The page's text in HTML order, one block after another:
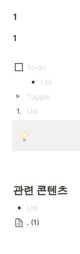
1
1
•
1.
관련 콘텐츠
•
. (1)